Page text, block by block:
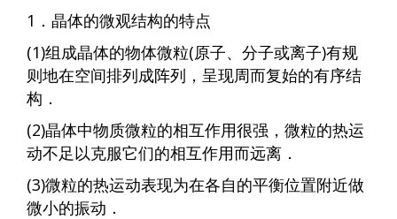
1．晶体的微观结构的特点
(1)组成晶体的物体微粒(原子、分子或离子)有规
则地在空间排列成阵列，呈现周而复始的有序结
构．
(2)晶体中物质微粒的相互作用很强，微粒的热运
动不足以克服它们的相互作用而远离．
(3)微粒的热运动表现为在各自的平衡位置附近做
微小的振动．